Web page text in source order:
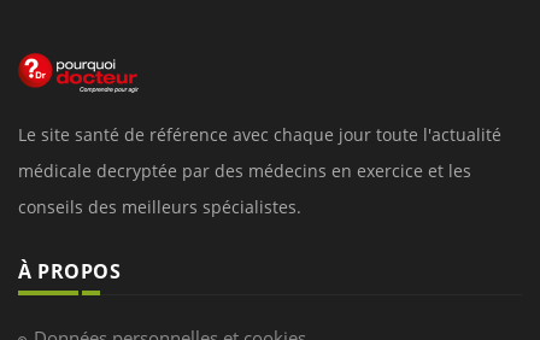
Le site santé de référence avec chaque jour toute l'actualité
médicale decryptée par des médecins en exercice et les
conseils des meilleurs spécialistes.
À PROPOS